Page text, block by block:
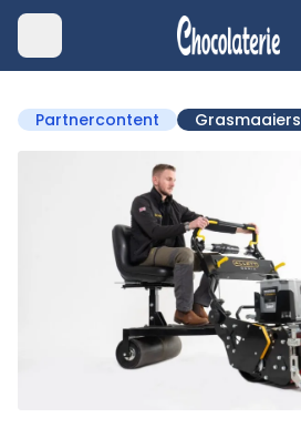
Partnercontent Grasmaaiers